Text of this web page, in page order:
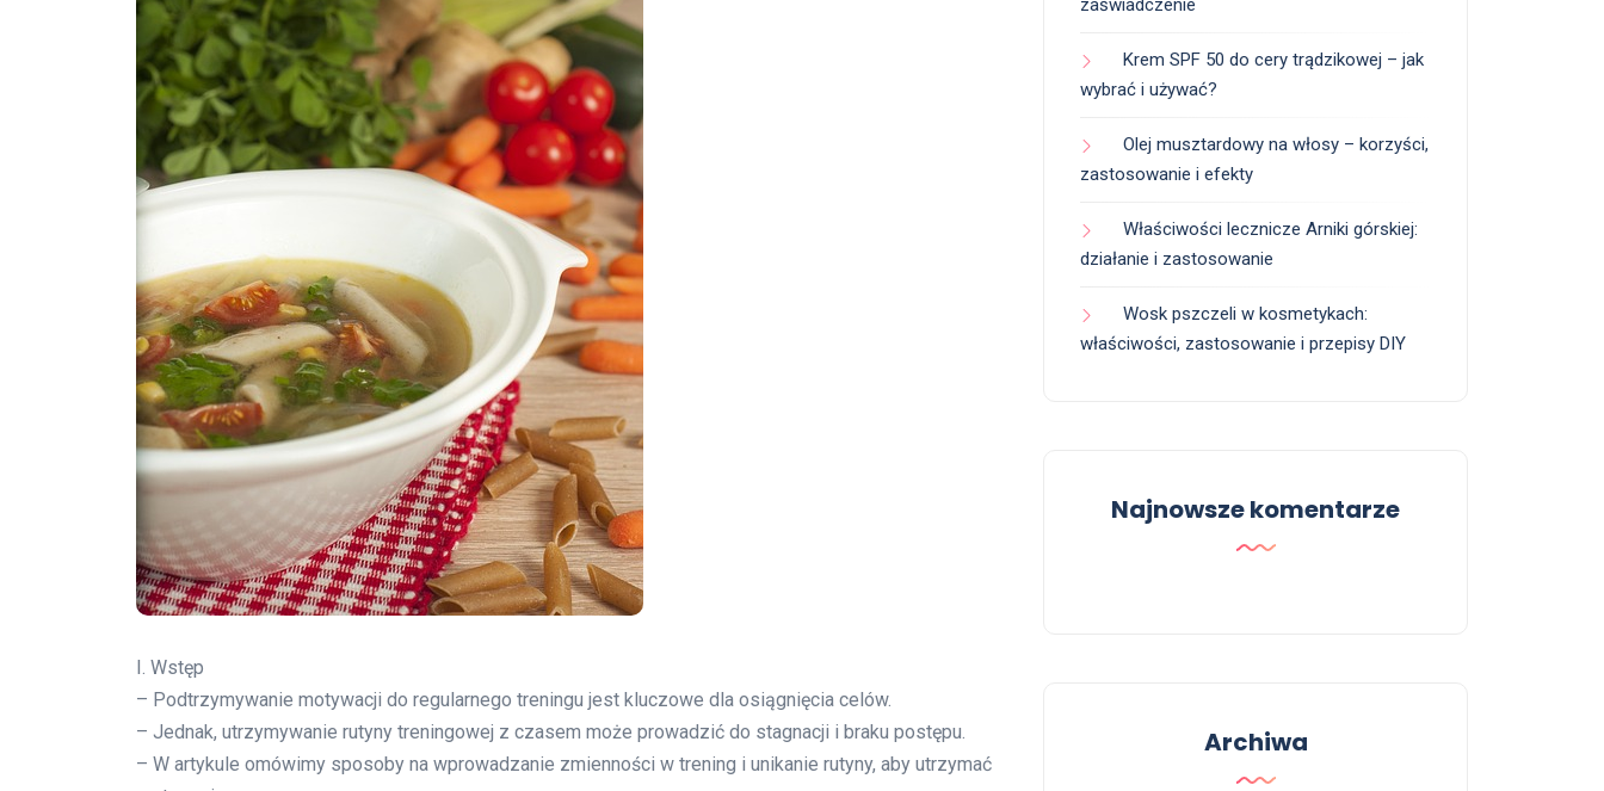
I. Wstęp
– Podtrzymywanie motywacji do regularnego treningu jest kluczowe dla osiągnięcia celów.
– Jednak, utrzymywanie rutyny treningowej z czasem może prowadzić do stagnacji i braku postępu.
– W artykule omówimy sposoby na wprowadzanie zmienności w trening i unikanie rutyny, aby utrzymać
zaświadczenie
Krem SPF 50 do cery trądzikowej – jak
wybrać i używać?
Olej musztardowy na włosy – korzyści,
zastosowanie i efekty
Właściwości lecznicze Arniki górskiej:
działanie i zastosowanie
Wosk pszczeli w kosmetykach:
właściwości, zastosowanie i przepisy DIY
Najnowsze komentarze
Archiwa